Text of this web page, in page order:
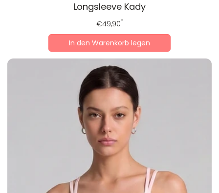
Longsleeve Kady
Regulärer
Preis
€49,90*
In den Warenkorb legen